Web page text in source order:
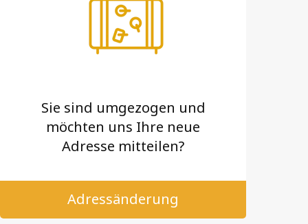
Sie sind umgezogen und
möchten uns Ihre neue
Adresse mitteilen?
Adressänderung